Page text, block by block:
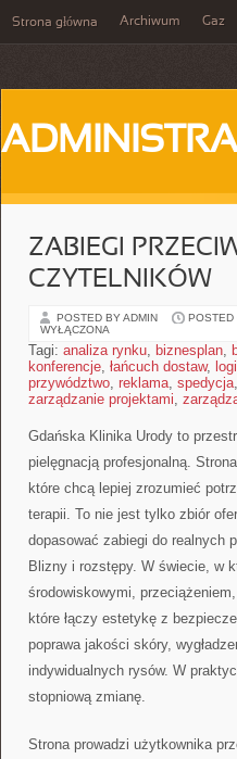
Strona główna Archiwum Gaz
ZABIEGI
CZYTELNIKÓW
POSTED BY ADMIN POSTED
WYŁĄCZONA
Tagi: analiza rynku, biznesplan,
konferencje, łańcuch dostaw,
przywództwo, reklama, spedycja,
zarządzanie projektami,
Gdańska Klinika Urody to
pielęgnacją profesjonalną.
które chcą lepiej zrozumieć
terapii. To nie jest tylko zbiór
dopasować zabiegi do realnych
Blizny i rozstępy. W świecie, w
środowiskowymi,
które łączy estetykę z
poprawa jakości skóry,
indywidualnych rysów. W
stopniową zmianę.
Strona prowadzi użytkownika